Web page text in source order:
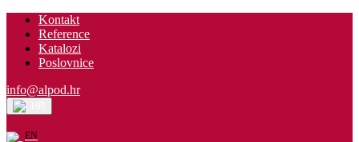
Kontakt
Reference
Katalozi
Poslovnice
info@alpod.hr
EN